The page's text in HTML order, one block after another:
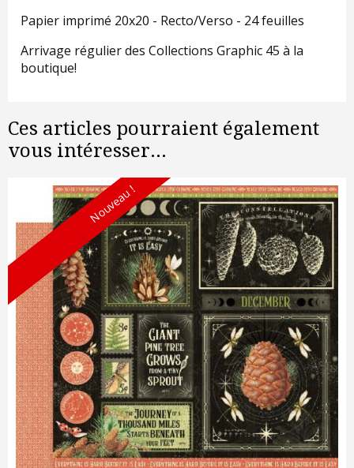
Papier imprimé 20x20 - Recto/Verso - 24 feuilles
Arrivage régulier des Collections Graphic 45 à la
boutique!
Ces articles pourraient également
vous intéresser...
Nouveau !